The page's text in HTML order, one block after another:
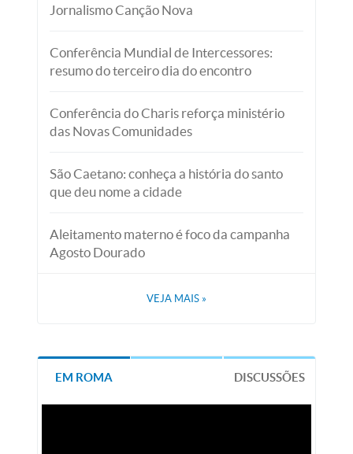
Jornalismo Canção Nova
Conferência Mundial de Intercessores:
resumo do terceiro dia do encontro
Conferência do Charis reforça ministério
das Novas Comunidades
São Caetano: conheça a história do santo
que deu nome a cidade
Aleitamento materno é foco da campanha
Agosto Dourado
VEJA MAIS »
EM ROMA DISCUSSÕES